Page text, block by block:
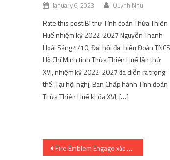
January 6, 2023 Quynh Nhu
Rate this post Bí thư Tỉnh đoàn Thừa Thiên
Huế nhiệm kỳ 2022-2027 Nguyễn Thanh
Hoài Sáng 4/10, Đại hội đại biểu Đoàn TNCS
Hồ Chí Minh tỉnh Thừa Thiên Huế lần thứ
XVI, nhiệm kỳ 2022-2027 đã diễn ra trọng
thể. Tại hội nghị, Ban Chấp hành Tỉnh đoàn
Thừa Thiên Huế khóa XVI, […]
Post
Fire Emblem Engage xác nhận ngày phát hành trong trailer mới | SharingFunVN – Game offline / Game PC